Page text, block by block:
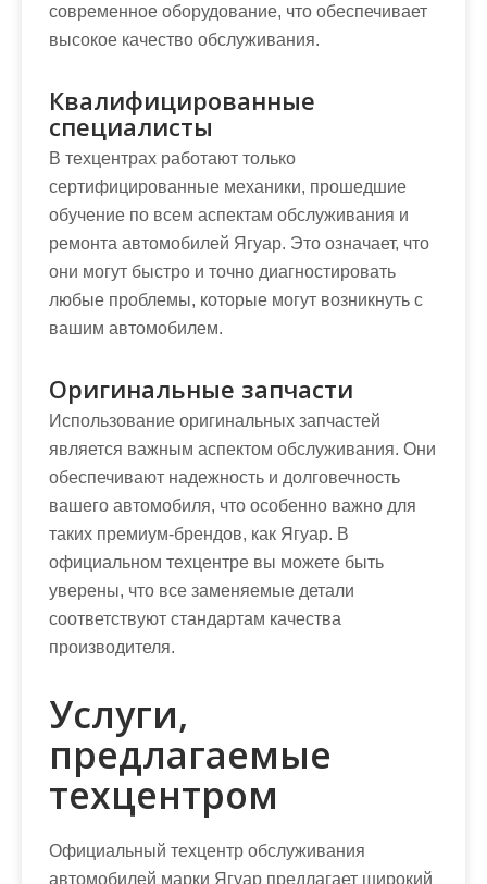
современное оборудование, что обеспечивает
высокое качество обслуживания.
Квалифицированные
специалисты
В техцентрах работают только
сертифицированные механики, прошедшие
обучение по всем аспектам обслуживания и
ремонта автомобилей Ягуар. Это означает, что
они могут быстро и точно диагностировать
любые проблемы, которые могут возникнуть с
вашим автомобилем.
Оригинальные запчасти
Использование оригинальных запчастей
является важным аспектом обслуживания. Они
обеспечивают надежность и долговечность
вашего автомобиля, что особенно важно для
таких премиум-брендов, как Ягуар. В
официальном техцентре вы можете быть
уверены, что все заменяемые детали
соответствуют стандартам качества
производителя.
Услуги,
предлагаемые
техцентром
Официальный техцентр обслуживания
автомобилей марки Ягуар предлагает широкий